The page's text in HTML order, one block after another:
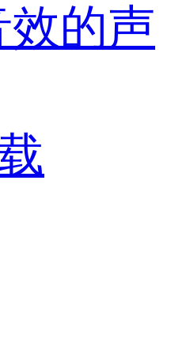
的声